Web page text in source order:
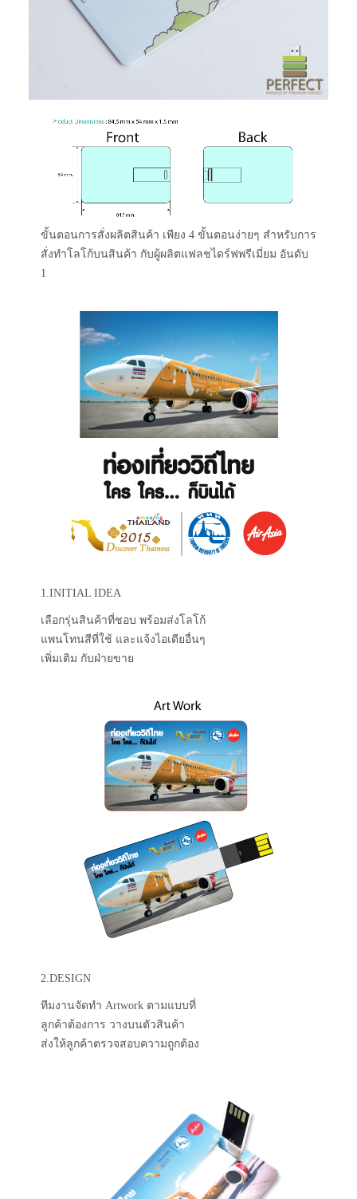
ขั้นตอนการสั่งผลิตสินค้า เพียง 4 ขั้นตอนง่ายๆ สำหรับการ
สั่งทำโลโก้บนสินค้า กับผู้ผลิตแฟลชไดร์ฟพรีเมี่ยม อันดับ
1
1.INITIAL IDEA
เลือกรุ่นสินค้าที่ชอบ พร้อมส่งโลโก้
แพนโทนสีที่ใช้ และแจ้งไอเดียอื่นๆ
เพิ่มเติม กับฝ่ายขาย
2.DESIGN
ทีมงานจัดทำ Artwork ตามแบบที่
ลูกค้าต้องการ วางบนตัวสินค้า
ส่งให้ลูกค้าตรวจสอบความถูกต้อง